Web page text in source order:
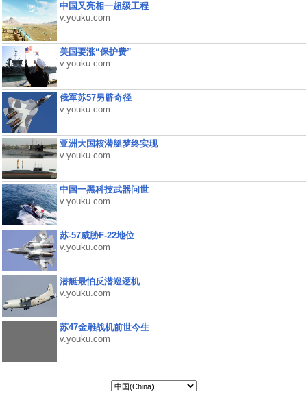
中国又亮相一超级工程
v.youku.com
美国要涨“保护费”
v.youku.com
俄军苏57另辟奇径
v.youku.com
亚洲大国核潜艇梦终实现
v.youku.com
中国一黑科技武器问世
v.youku.com
苏-57威胁F-22地位
v.youku.com
潜艇最怕反潜巡逻机
v.youku.com
苏47金雕战机前世今生
v.youku.com